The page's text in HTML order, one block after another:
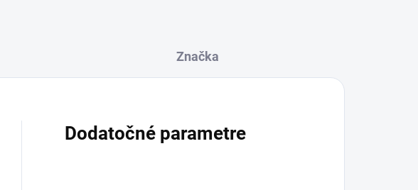
Značka
Dodatočné parametre